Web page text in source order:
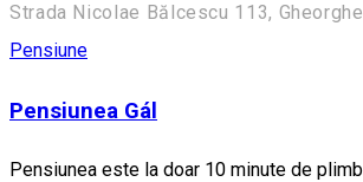
Pensiune
Pensiunea Gál
Pensiunea este la doar 10 minute de